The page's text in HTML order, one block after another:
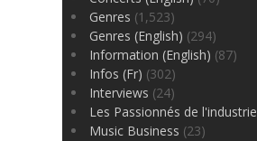
Genres (1,523)
Genres (English) (294)
Information (English) (87)
Infos (Fr) (302)
Interviews (24)
Les Passionnés de l'industrie
Music Business (23)